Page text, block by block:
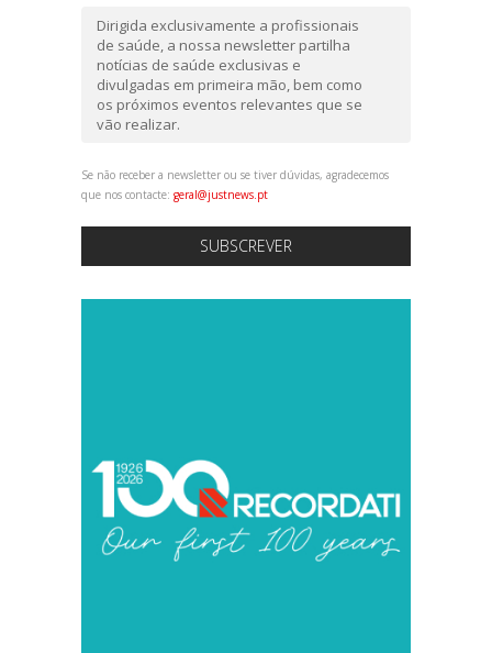
Dirigida exclusivamente a profissionais
de saúde, a nossa newsletter partilha
notícias de saúde exclusivas e
divulgadas em primeira mão, bem como
os próximos eventos relevantes que se
vão realizar.
Se não receber a newsletter ou se tiver dúvidas, agradecemos
que nos contacte: geral@justnews.pt
SUBSCREVER